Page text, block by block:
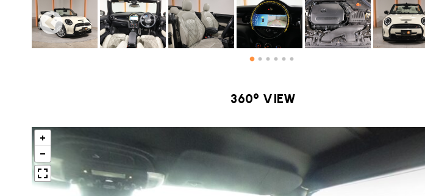
BMW MINIサービス工場
iR TECH FACTORY
ボーナス月数 14 回
360° VIEW